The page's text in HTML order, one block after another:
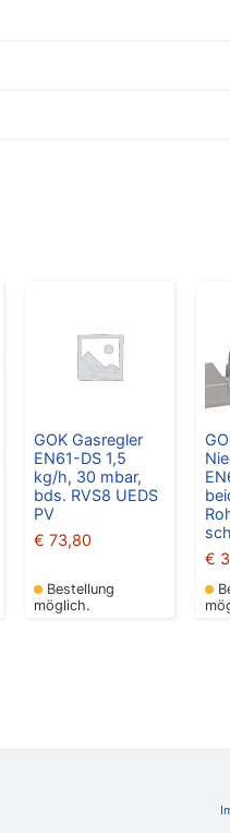
GOK Gasregler
EN61-DS 1,5
kg/h, 30 mbar,
bds. RVS8 UEDS
PV
€ 73,80
Bestellung
möglich.
€